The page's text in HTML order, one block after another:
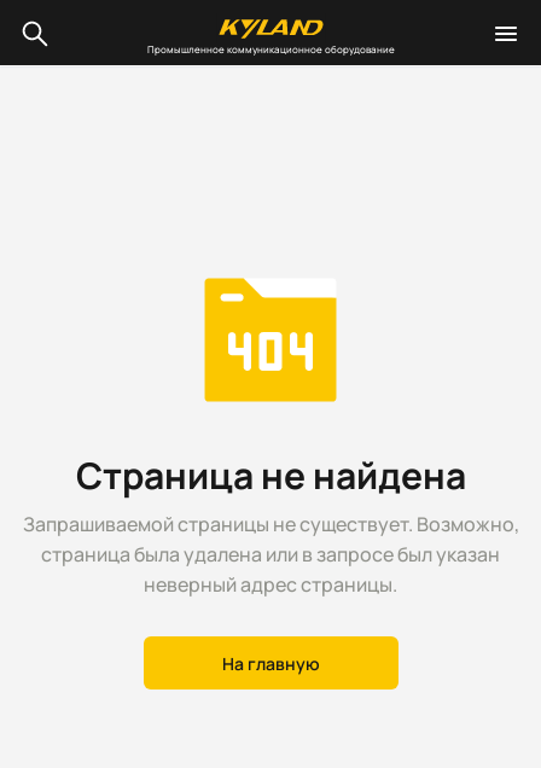
Промышленное коммуникационное оборудование
Страница не найдена
Запрашиваемой страницы не существует. Возможно,
страница была удалена или в запросе был указан
неверный адрес страницы.
На главную